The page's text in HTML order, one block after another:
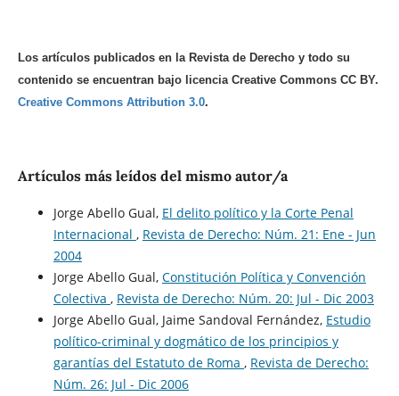
Los artículos publicados en la Revista de Derecho y todo su
contenido se encuentran bajo licencia Creative Commons CC BY.
Creative Commons Attribution 3.0.
Artículos más leídos del mismo autor/a
Jorge Abello Gual, El delito político y la Corte Penal
Internacional , Revista de Derecho: Núm. 21: Ene - Jun
2004
Jorge Abello Gual, Constitución Política y Convención
Colectiva , Revista de Derecho: Núm. 20: Jul - Dic 2003
Jorge Abello Gual, Jaime Sandoval Fernández, Estudio
político-criminal y dogmático de los principios y
garantías del Estatuto de Roma , Revista de Derecho:
Núm. 26: Jul - Dic 2006